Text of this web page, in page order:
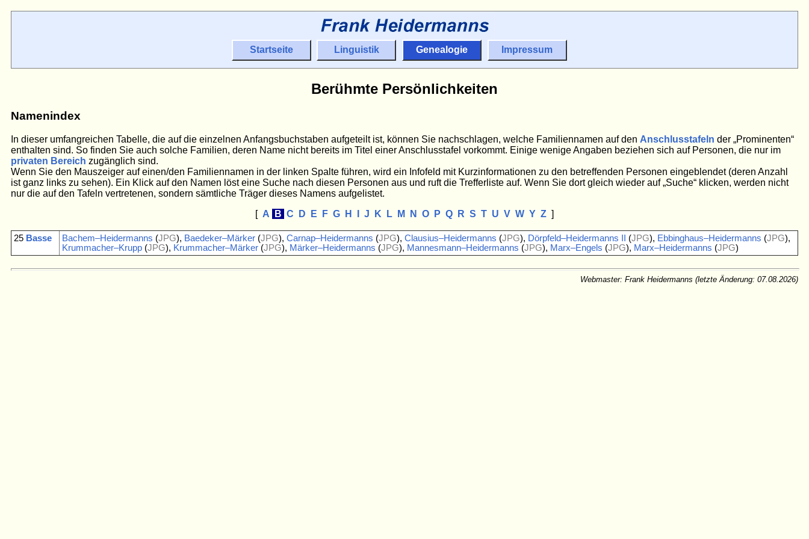
Startseite Linguistik Genealogie Impressum
Berühmte Persönlichkeiten
Namenindex
In dieser umfangreichen Tabelle, die auf die einzelnen Anfangsbuchstaben aufgeteilt ist, können Sie nachschlagen, welche Familiennamen auf den Anschlusstafeln der „Prominenten“
enthalten sind. So finden Sie auch solche Familien, deren Name nicht bereits im Titel einer Anschlusstafel vorkommt. Einige wenige Angaben beziehen sich auf Personen, die nur im
privaten Bereich zugänglich sind.
Wenn Sie den Mauszeiger auf einen/den Familiennamen in der linken Spalte führen, wird ein Infofeld mit Kurzinformationen zu den betreffenden Personen eingeblendet (deren Anzahl
ist ganz links zu sehen). Ein Klick auf den Namen löst eine Suche nach diesen Personen aus und ruft die Trefferliste auf. Wenn Sie dort gleich wieder auf „Suche“ klicken, werden nicht
nur die auf den Tafeln vertretenen, sondern sämtliche Träger dieses Namens aufgelistet.
[ A B C D E F G H J K L M N O P Q R S T U V W Y Z ]
25 Basse Bachem–Heidermanns (JPG), Baedeker–Märker (JPG), Carnap–Heidermanns (JPG), Clausius–Heidermanns (JPG), Dörpfeld–Heidermanns II (JPG), Ebbinghaus–Heidermanns (JPG),
Krummacher–Krupp (JPG), Krummacher–Märker (JPG), Märker–Heidermanns (JPG), Mannesmann–Heidermanns (JPG), Marx–Engels (JPG), Marx–Heidermanns (JPG)
Webmaster: Frank Heidermanns (letzte Änderung: 07.08.2026)